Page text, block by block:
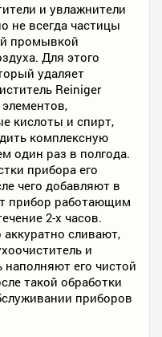
и увлажнители
не всегда частицы
промывкой
Для этого
удаляет
Reiniger
кислоты и спирт,
комплексную
один раз в полгода.
прибора его
чего добавляют в
прибор работающим
2-х часов.
сливают,
и
его чистой
такой обработки
приборов